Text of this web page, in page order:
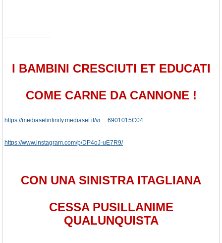
-----------------------
I BAMBINI CRESCIUTI ET EDUCATI
COME CARNE DA CANNONE !
https://mediasetinfinity.mediaset.it/vi ... 6901015C04
https://www.instagram.com/p/DP4oJ-uE7R9/
CON UNA SINISTRA ITAGLIANA
CESSA PUSILLANIME
QUALUNQUISTA